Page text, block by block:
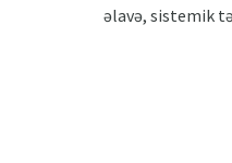
əlavə, sistemik